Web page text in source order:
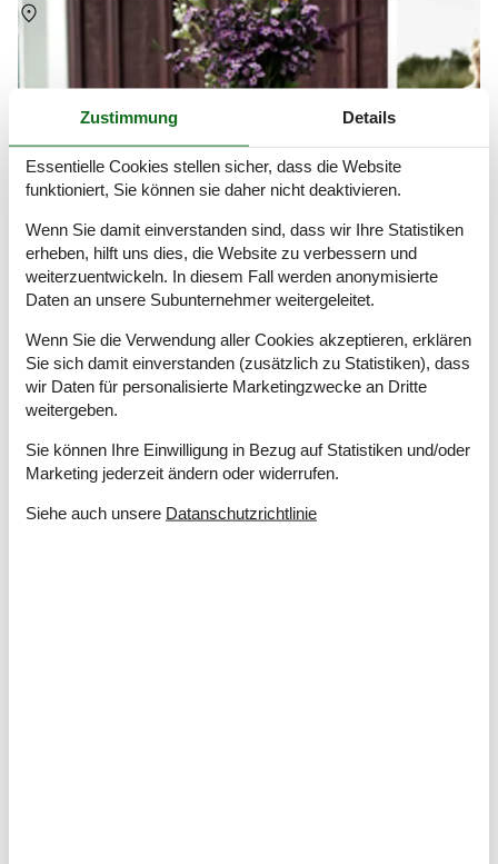
Ferienhaus Fanö Last Minute
Kurz entschlossen einen schönen Insel-Urlaub buchen? Dann
sollten Sie hier suchen und Ihr Traum-Domizil auf dieser Perle
Fanö
Zustimmung Details
Essentielle Cookies stellen sicher, dass die Website
funktioniert, Sie können sie daher nicht deaktivieren.
Wenn Sie damit einverstanden sind, dass wir Ihre Statistiken
erheben, hilft uns dies, die Website zu verbessern und
weiterzuentwickeln. In diesem Fall werden anonymisierte
Daten an unsere Subunternehmer weitergeleitet.
Wenn Sie die Verwendung aller Cookies akzeptieren, erklären
Sie sich damit einverstanden (zusätzlich zu Statistiken), dass
wir Daten für personalisierte Marketingzwecke an Dritte
weitergeben.
Sie können Ihre Einwilligung in Bezug auf Statistiken und/oder
Marketing jederzeit ändern oder widerrufen.
Siehe auch unsere Datanschutzrichtlinie